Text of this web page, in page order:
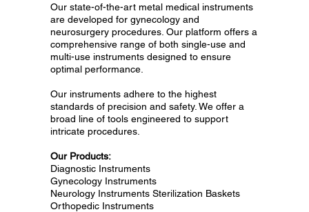
Our state-of-the-art metal medical instruments
are developed for gynecology and
neurosurgery procedures. Our platform offers a
comprehensive range of both single-use and
multi-use instruments designed to ensure
optimal performance.
Our instruments adhere to the highest
standards of precision and safety. We offer a
broad line of tools engineered to support
intricate procedures.
Our Products:
Diagnostic Instruments
Gynecology Instruments
Neurology Instruments Sterilization Baskets
Orthopedic Instruments